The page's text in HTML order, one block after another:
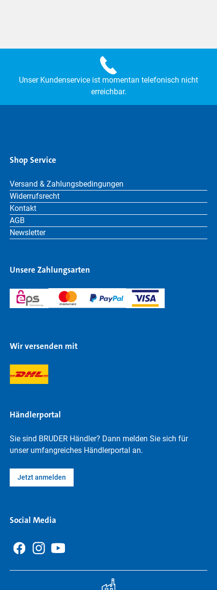
Unser Kundenservice ist momentan telefonisch nicht
erreichbar.
Shop Service
Versand & Zahlungsbedingungen
Widerrufsrecht
Kontakt
AGB
Newsletter
Unsere Zahlungsarten
Wir versenden mit
Händlerportal
Sie sind BRUDER Händler? Dann melden Sie sich für
unser umfangreiches Händlerportal an.
Jetzt anmelden
Social Media